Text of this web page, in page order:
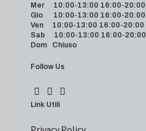
Mer 10:00-13:00 16:00-20:00
Gio 10:00-13:00 16:00-20:00
Ven 10:00-13:00 16:00-20:00
Sab 10:00-13:00 16:00-20:00
Dom Chiuso
Follow Us
Link Utili